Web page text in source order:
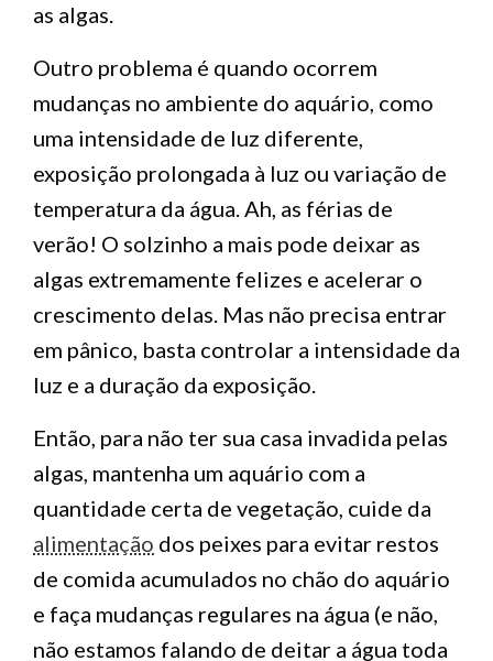
as algas.
Outro problema é quando ocorrem
mudanças no ambiente do aquário, como
uma intensidade de luz diferente,
exposição prolongada à luz ou variação de
temperatura da água. Ah, as férias de
verão! O solzinho a mais pode deixar as
algas extremamente felizes e acelerar o
crescimento delas. Mas não precisa entrar
em pânico, basta controlar a intensidade da
luz e a duração da exposição.
Então, para não ter sua casa invadida pelas
algas, mantenha um aquário com a
quantidade certa de vegetação, cuide da
alimentação dos peixes para evitar restos
de comida acumulados no chão do aquário
e faça mudanças regulares na água (e não,
não estamos falando de deitar a água toda